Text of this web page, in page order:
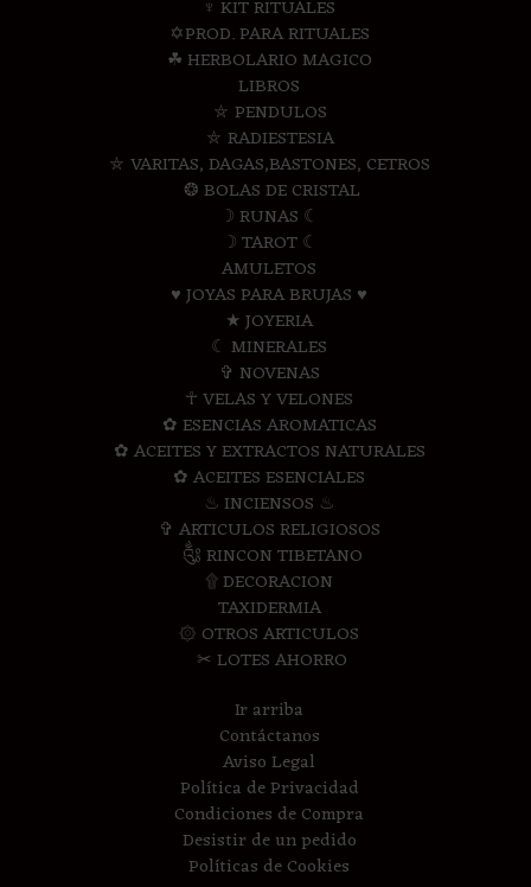
♆ KIT RITUALES
✡PROD. PARA RITUALES
☘ HERBOLARIO MAGICO
LIBROS
⛤ PENDULOS
⛤ RADIESTESIA
⛤ VARITAS, DAGAS,BASTONES, CETROS
❂ BOLAS DE CRISTAL
☽ RUNAS ☾
☽ TAROT ☾
AMULETOS
♥ JOYAS PARA BRUJAS ♥
★ JOYERIA
☾ MINERALES
✞ NOVENAS
☥ VELAS Y VELONES
✿ ESENCIAS AROMATICAS
✿ ACEITES Y EXTRACTOS NATURALES
✿ ACEITES ESENCIALES
♨ INCIENSOS ♨
✞ ARTICULOS RELIGIOSOS
༃ RINCON TIBETANO
۩ DECORACION
TAXIDERMIA
۞ OTROS ARTICULOS
✂ LOTES AHORRO
Ir arriba
Contáctanos
Aviso Legal
Política de Privacidad
Condiciones de Compra
Desistir de un pedido
Políticas de Cookies